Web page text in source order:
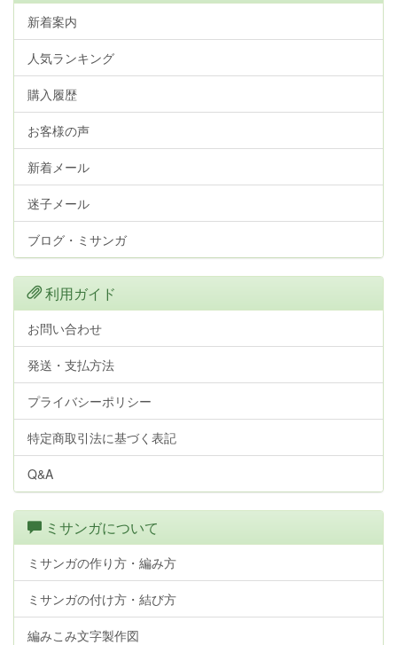
新着案内
人気ランキング
購入履歴
お客様の声
新着メール
迷子メール
ブログ・ミサンガ
利用ガイド
お問い合わせ
発送・支払方法
プライバシーポリシー
特定商取引法に基づく表記
Q&A
ミサンガについて
ミサンガの作り方・編み方
ミサンガの付け方・結び方
編みこみ文字製作図